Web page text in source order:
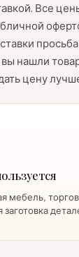
Все
вы нашли
цену
мебель,